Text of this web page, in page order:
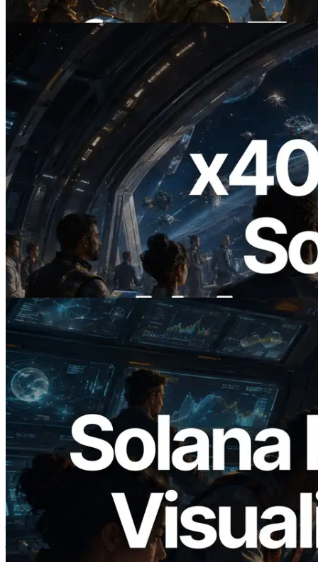
यह लेख पढ़ें
2026.07.04
ERPC ने x402 समर्थित Solana RPC लॉन्च
किया — AI एजेंट अब जरूरत के API के लिए ऑन-
डिमांड भुगतान कर सकते हैं
यह लेख पढ़ें
2026.05.24
Validators Solutions ने Solana Block
Analyzer लॉन्च किया — प्रति-slot ब्लॉक
उत्पादन समय और नियुक्त वैलिडेटर का
विज़ुअलाइज़ेशन